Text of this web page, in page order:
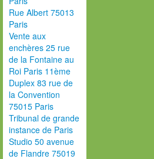
Rue Albert 75013
Paris
Vente aux
enchères 25 rue
de la Fontaine au
Roi Paris 11ème
Duplex 83 rue de
la Convention
75015 Paris
Tribunal de grande
instance de Paris
Studio 50 avenue
de Flandre 75019